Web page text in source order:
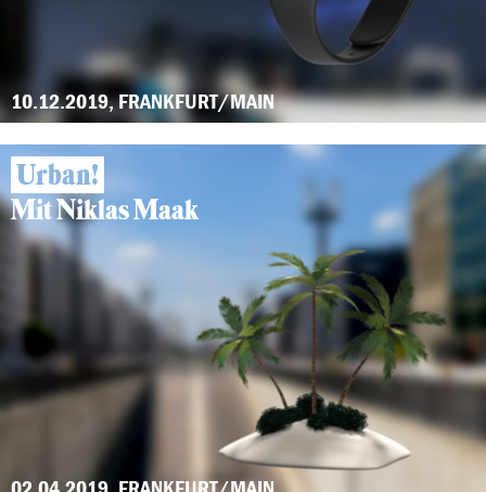
10.12.2019, FRANKFURT/MAIN
Urban!
Mit Niklas Maak